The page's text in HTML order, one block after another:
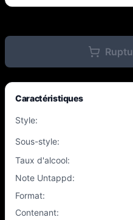
Vault City -
Caractéristiques
Style:
Sous-style:
Taux d'alcool:
Note Untappd:
Format:
Contenant: